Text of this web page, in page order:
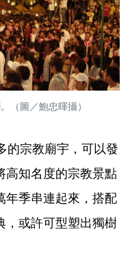
（圖／鮑忠暉攝）
宗教廟宇，可以發
高知名度的宗教景點
年季串連起來，搭配
，或許可型塑出獨樹